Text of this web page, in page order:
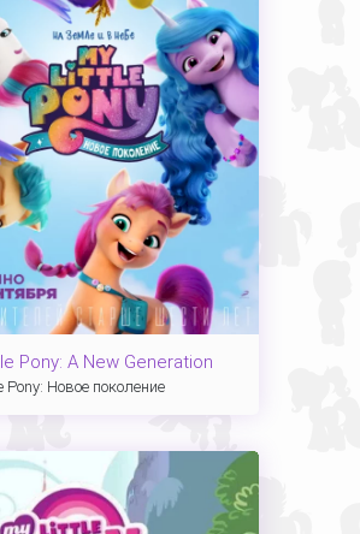
Pony: A New Generation
Pony: Новое поколение